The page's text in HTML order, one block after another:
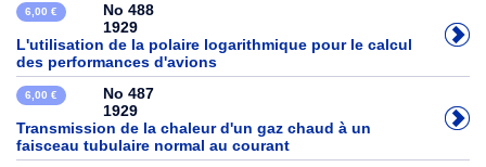
6,00 €
No 488
1929
L'utilisation de la polaire logarithmique pour le calcul
des performances d'avions
6,00 €
No 487
1929
Transmission de la chaleur d'un gaz chaud à un
faisceau tubulaire normal au courant